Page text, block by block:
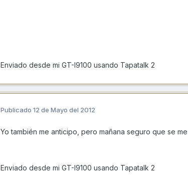
Enviado desde mi GT-I9100 usando Tapatalk 2
Publicado 12 de Mayo del 2012
Yo también me anticipo, pero mañana seguro que se
Enviado desde mi GT-I9100 usando Tapatalk 2